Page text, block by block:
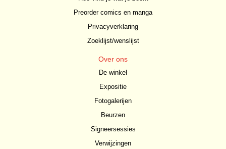
Preorder comics en manga
Privacyverklaring
Zoeklijst/wenslijst
Over ons
De winkel
Expositie
Fotogalerijen
Beurzen
Signeersessies
Verwijzingen